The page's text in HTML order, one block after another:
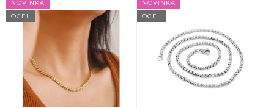
o
d
ý
p
NOVINKA
OCEĽ
NOVINKA
OCEĽ